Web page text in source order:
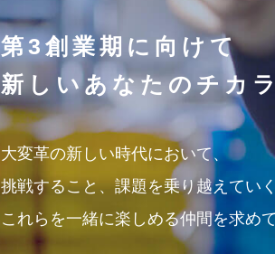
第3創業期に向けて
新しいあなたのチカ
大変革の新しい時代において、
挑戦すること、課題を乗り越えていく
これらを一緒に楽しめる仲間を求め